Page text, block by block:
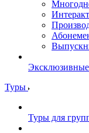
Туры
Туры для